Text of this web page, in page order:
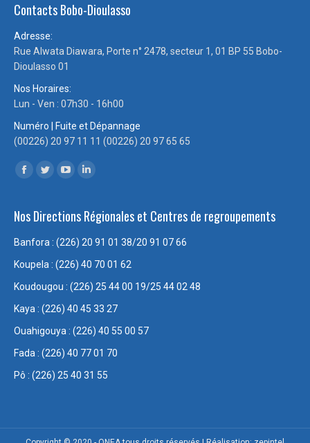
opens
window
opens
window
opens
window
opens
Contacts Bobo-Dioulasso
Adresse:
Rue Alwata Diawara, Porte n° 2478, secteur 1, 01 BP 55 Bobo-
Dioulasso 01
Nos Horaires:
Lun - Ven : 07h30 - 16h00
Numéro | Fuite et Dépannage
(00226) 20 97 11 11 (00226) 20 97 65 65
Trouvez nous sur :
Facebook
opens
window
Twitter
opens
new
window
YouTube
opens
new
window
LinkedIn
opens
window
Nos Directions Régionales et Centres de regroupements
Banfora : (226) 20 91 01 38/20 91 07 66
Koupela : (226) 40 70 01 62
Koudougou : (226) 25 44 00 19/25 44 02 48
Kaya : (226) 40 45 33 27
Ouahigouya : (226) 40 55 00 57
Fada : (226) 40 77 01 70
Pô : (226) 25 40 31 55